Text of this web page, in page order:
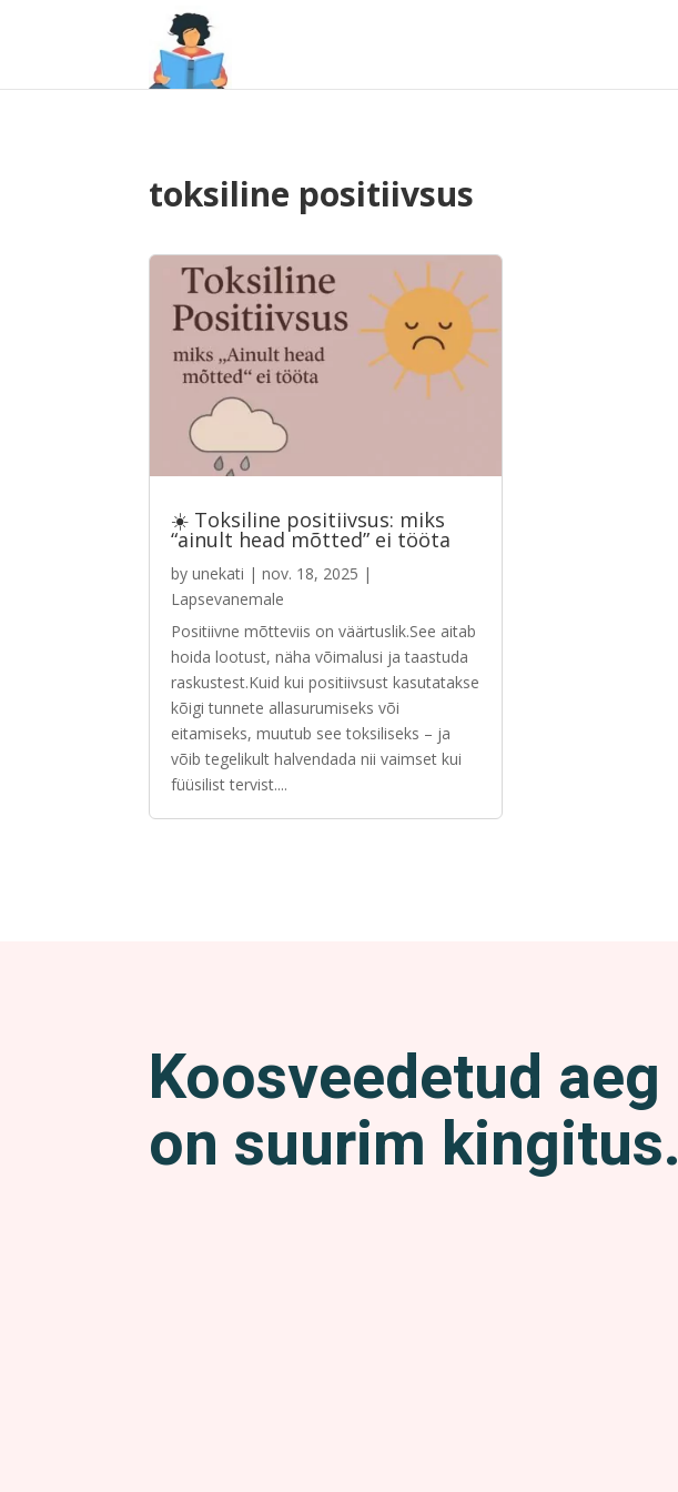
toksiline positiivsus
☀️ Toksiline positiivsus: miks
“ainult head mõtted” ei tööta
byunekati |nov. 18, 2025 |
Lapsevanemale
Positiivne mõtteviis on väärtuslik.See aitab
hoida lootust, näha võimalusi ja taastuda
raskustest.Kuid kui positiivsust kasutatakse
kõigi tunnete allasurumiseks või
eitamiseks, muutub see toksiliseks – ja
võib tegelikult halvendada nii vaimset kui
füüsilist tervist....
Koosveedetud aeg
on suurim kingitus.